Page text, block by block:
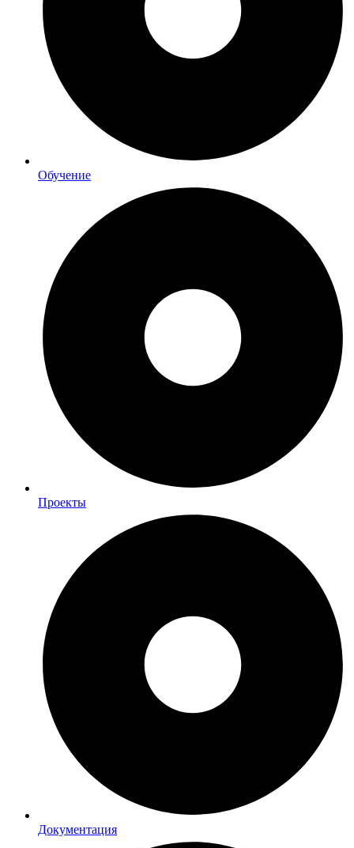
Обучение
Проекты
Документация